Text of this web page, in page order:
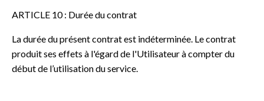
ARTICLE 10 : Durée du contrat
La durée du présent contrat est indéterminée. Le contrat
produit ses effets à l'égard de l'Utilisateur à compter du
début de l’utilisation du service.